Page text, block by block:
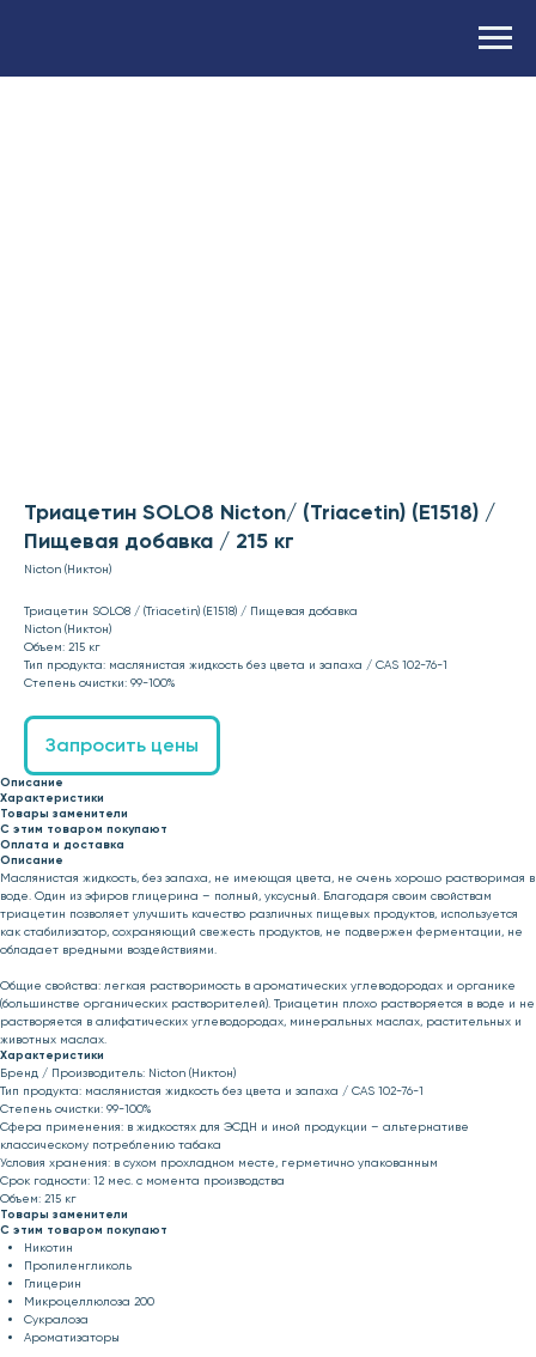
Триацетин SOLO8 Nicton/ (Triacetin) (E1518) /
Пищевая добавка / 215 кг
Nicton (Никтон)
Триацетин SOLO8 / (Triacetin) (E1518) / Пищевая добавка
Nicton (Никтон)
Объем: 215 кг
Тип продукта: маслянистая жидкость без цвета и запаха / CAS 102-76-1
Степень очистки: 99-100%
Запросить цены
Описание
Характеристики
Товары заменители
С этим товаром покупают
Оплата и доставка
Описание
Маслянистая жидкость, без запаха, не имеющая цвета, не очень хорошо растворимая в
воде. Один из эфиров глицерина – полный, уксусный. Благодаря своим свойствам
триацетин позволяет улучшить качество различных пищевых продуктов, используется
как стабилизатор, сохраняющий свежесть продуктов, не подвержен ферментации, не
обладает вредными воздействиями.
Общие свойства: легкая растворимость в ароматических углеводородах и органике
(большинстве органических растворителей). Триацетин плохо растворяется в воде и не
растворяется в алифатических углеводородах, минеральных маслах, растительных и
животных маслах.
Характеристики
Бренд / Производитель: Nicton (Никтон)
Тип продукта: маслянистая жидкость без цвета и запаха / CAS 102-76-1
Степень очистки: 99-100%
Сфера применения: в жидкостях для ЭСДН и иной продукции – альтернативе
классическому потреблению табака
Условия хранения: в сухом прохладном месте, герметично упакованным
Срок годности: 12 мес. с момента производства
Объем: 215 кг
Товары заменители
С этим товаром покупают
Никотин
Пропиленгликоль
Глицерин
Микроцеллюлоза 200
Сукралоза
Ароматизаторы